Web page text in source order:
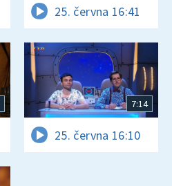
25. června 16:41
7:14
25. června 16:10